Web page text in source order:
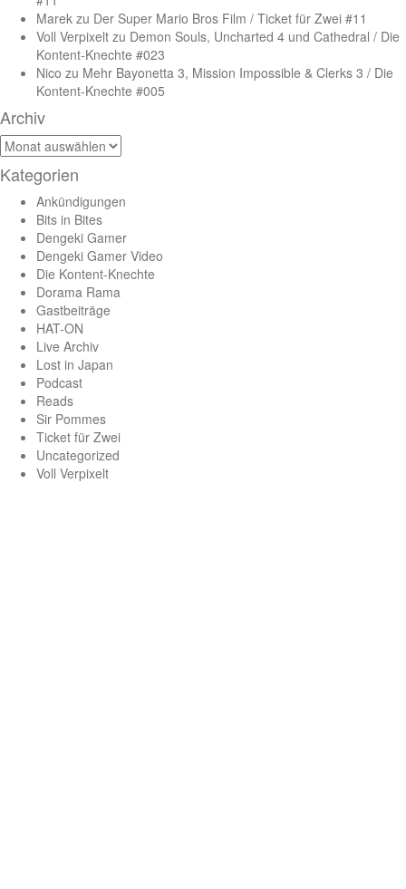
Marek zu Der Super Mario Bros Film / Ticket für Zwei #11
Voll Verpixelt zu Demon Souls, Uncharted 4 und Cathedral / Die
Kontent-Knechte #023
Nico zu Mehr Bayonetta 3, Mission Impossible & Clerks 3 / Die
Kontent-Knechte #005
Archiv
Archiv
Kategorien
Ankündigungen
Bits in Bites
Dengeki Gamer
Dengeki Gamer Video
Die Kontent-Knechte
Dorama Rama
Gastbeiträge
HAT-ON
Live Archiv
Lost in Japan
Podcast
Reads
Sir Pommes
Ticket für Zwei
Uncategorized
Voll Verpixelt